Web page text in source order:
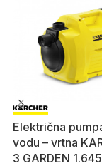
Električna
vodu – vrtna
3 GARDEN